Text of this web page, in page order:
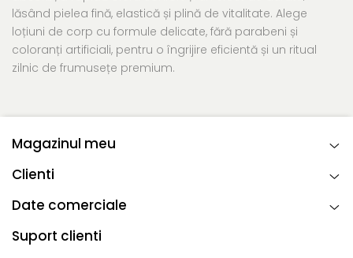
lăsând pielea fină, elastică și plină de vitalitate. Alege
loțiuni de corp cu formule delicate, fără parabeni și
coloranți artificiali, pentru o îngrijire eficientă și un ritual
zilnic de frumusețe premium.
Magazinul meu
Clienti
Date comerciale
Suport clienti